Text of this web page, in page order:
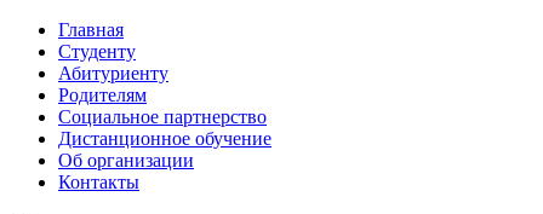
Главная
Студенту
Абитуриенту
Родителям
Социальное партнерство
Дистанционное обучение
Об организации
Контакты